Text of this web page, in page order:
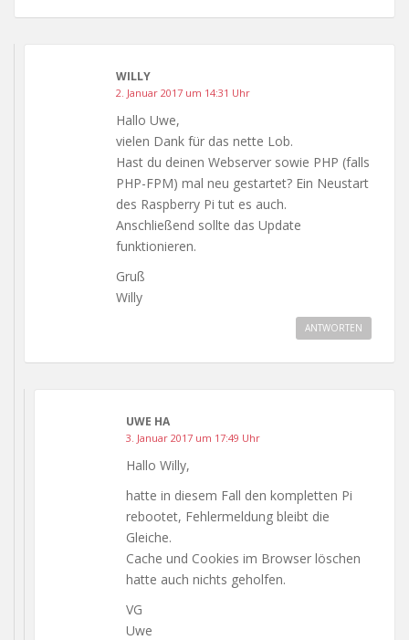
WILLY
2. Januar 2017 um 14:31 Uhr
Hallo Uwe,
vielen Dank für das nette Lob.
Hast du deinen Webserver sowie PHP (falls
PHP-FPM) mal neu gestartet? Ein Neustart
des Raspberry Pi tut es auch.
Anschließend sollte das Update
funktionieren.
Gruß
Willy
ANTWORTEN
UWE HA
3. Januar 2017 um 17:49 Uhr
Hallo Willy,
hatte in diesem Fall den kompletten Pi
rebootet, Fehlermeldung bleibt die
Gleiche.
Cache und Cookies im Browser löschen
hatte auch nichts geholfen.
VG
Uwe